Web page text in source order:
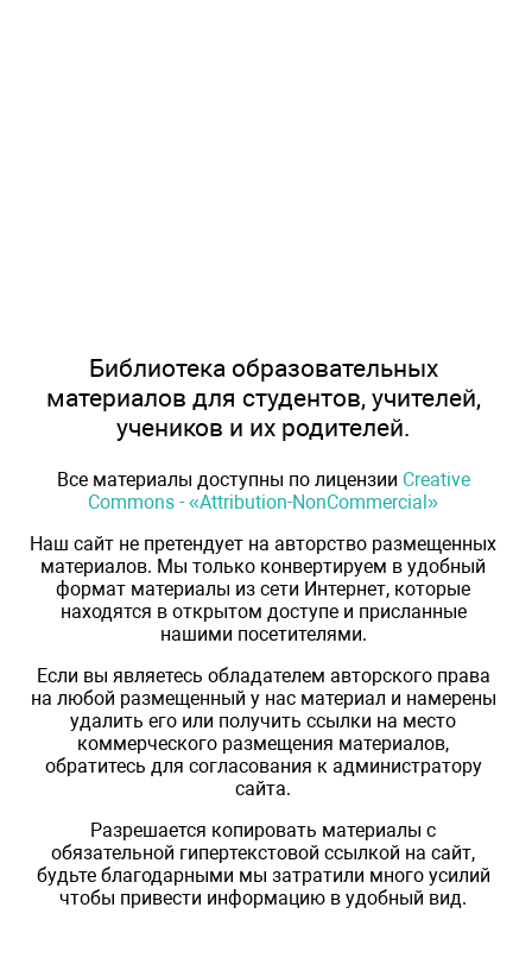
Библиотека образовательных
материалов для студентов, учителей,
учеников и их родителей.
Все материалы доступны по лицензии Creative
Commons - «Attribution-NonCommercial»
Наш сайт не претендует на авторство размещенных
материалов. Мы только конвертируем в удобный
формат материалы из сети Интернет, которые
находятся в открытом доступе и присланные
нашими посетителями.
Если вы являетесь обладателем авторского права
на любой размещенный у нас материал и намерены
удалить его или получить ссылки на место
коммерческого размещения материалов,
обратитесь для согласования к администратору
сайта.
Разрешается копировать материалы с
обязательной гипертекстовой ссылкой на сайт,
будьте благодарными мы затратили много усилий
чтобы привести информацию в удобный вид.